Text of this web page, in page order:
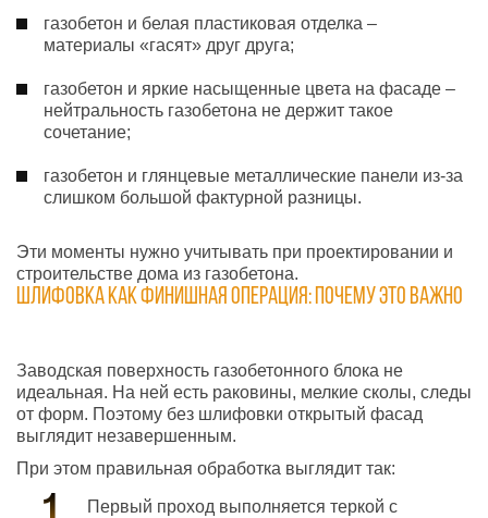
газобетон и белая пластиковая отделка –
материалы «гасят» друг друга;
газобетон и яркие насыщенные цвета на фасаде –
нейтральность газобетона не держит такое
сочетание;
газобетон и глянцевые металлические панели из-за
слишком большой фактурной разницы.
Эти моменты нужно учитывать при проектировании и
строительстве дома из газобетона.
Шлифовка как финишная операция: почему это важно
Заводская поверхность газобетонного блока не
идеальная. На ней есть раковины, мелкие сколы, следы
от форм. Поэтому без шлифовки открытый фасад
выглядит незавершенным.
При этом правильная обработка выглядит так:
Первый проход выполняется теркой с